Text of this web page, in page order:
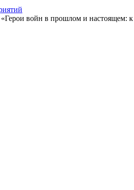
войн в прошлом и настоящем: